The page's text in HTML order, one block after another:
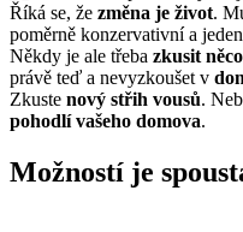
Říká se, že změna je život.
poměrně konzervativní a
Někdy je ale třeba zkusit
právě teď a nevyzkoušet v
Zkuste nový střih vousů.
pohodlí vašeho domova.
Možností je